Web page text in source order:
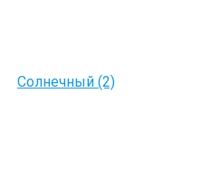
Солнечный (2)